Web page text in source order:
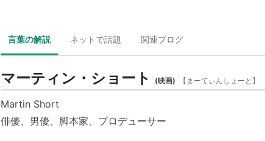
言葉の解説 ネットで話題 関連ブログ
マーティン・ショート (映画) 【 まーてぃんしょーと 】
Martin Short
俳優、男優、脚本家、プロデューサー